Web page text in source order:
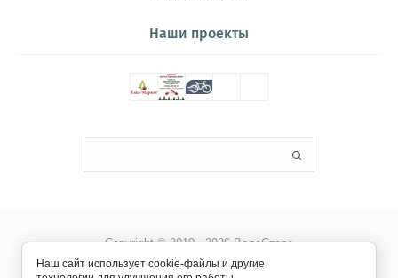
Наши проекты
Copyright © 2019 - 2026 ВелоСторе
Наш сайт использует cookie-файлы и другие